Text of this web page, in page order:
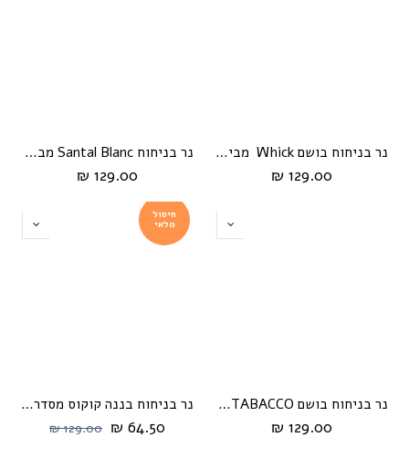
נר בניחוח בושם Whick מבית Amber Rouge
129.00 ₪
נר בניחוח Santal Blanc מבית Whick
129.00 ₪
נר בניחוח בושם IRIS TABACCO מבית Whick
129.00 ₪
חיסול
מלאי
נר בניחוח בננה קוקוס מסדרת cream מבית HIKARI
64.50 ₪
129.00 ₪